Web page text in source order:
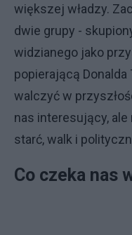
większej władzy.
dwie grupy -
widzianego jako
popierającą
walczyć w
nas interesujący,
starć, walk i
Co czeka nas